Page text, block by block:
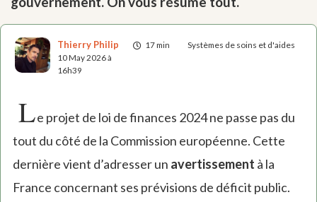
17 min Systèmes de soins et d'aides
Thierry Philip
10 May 2026 à
16h39
Le projet de loi de finances 2024 ne passe pas du
tout du côté de la Commission européenne. Cette
dernière vient d’adresser un avertissement à la
France concernant ses prévisions de déficit public.